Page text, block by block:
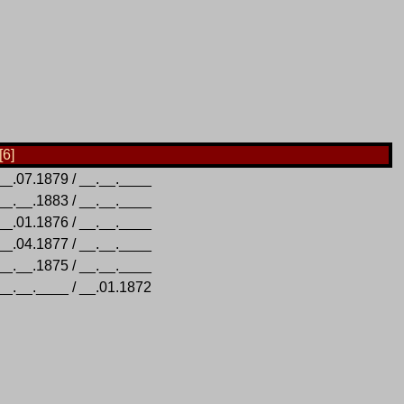
/ __.__.____
/ __.__.____
/ __.__.____
/ __.__.____
/ __.__.____
/ __.01.1872